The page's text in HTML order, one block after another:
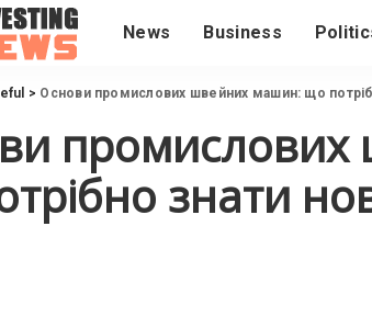
News Business
> Основи промислових швейних машин: що
знати